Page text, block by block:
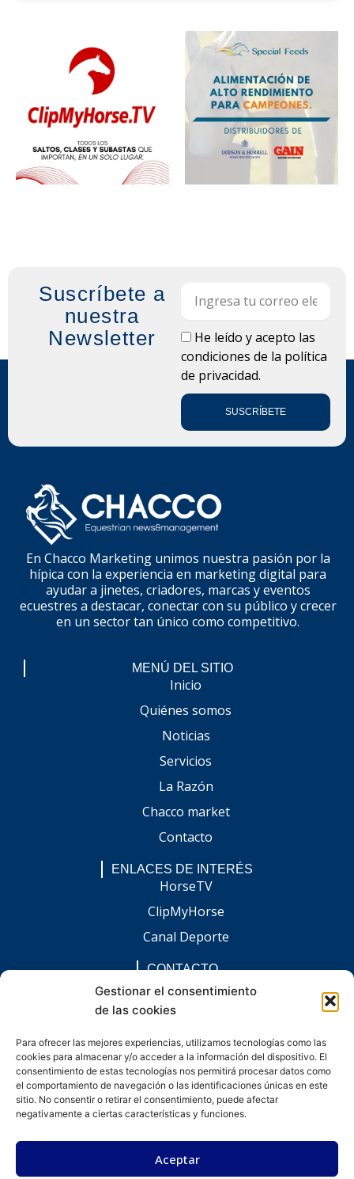
Gestionar el consentimiento
de las cookies
Para ofrecer las mejores experiencias, utilizamos tecnologías como las
cookies para almacenar y/o acceder a la información del dispositivo. El
consentimiento de estas tecnologías nos permitirá procesar datos como
el comportamiento de navegación o las identificaciones únicas en este
sitio. No consentir o retirar el consentimiento, puede afectar
negativamente a ciertas características y funciones.
Aceptar
Suscríbete a
nuestra
Newsletter
LOPDHe leído y acepto las
condiciones de la política
de privacidad.
SUSCRÍBETE
En Chacco Marketing unimos nuestra pasión por la
hípica con la experiencia en marketing digital para
ayudar a jinetes, criadores, marcas y eventos
ecuestres a destacar, conectar con su público y crecer
en un sector tan único como competitivo.
MENÚ DEL SITIO
Inicio
Quiénes somos
Noticias
Servicios
La Razón
Chacco market
Contacto
ENLACES DE INTERÉS
HorseTV
ClipMyHorse
Canal Deporte
CONTACTO
comunicacion@chaccoinfo.com
Presentes en todo el ámbito nacional
F
a
c
e
b
o
I
n
s
t
a
g
L
i
n
k
e
d
i
n
E
n
v
e
l
o
W
h
a
t
s